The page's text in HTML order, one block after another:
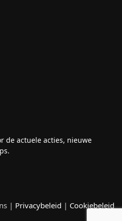
de actuele acties, nieuwe
| Privacybeleid | Cookiebeleid